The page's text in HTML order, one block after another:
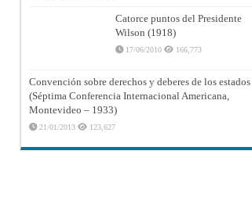
Catorce puntos del Presidente
Wilson (1918)
17/06/2010 166,773
Convención sobre derechos y deberes de los estados
(Séptima Conferencia Internacional Americana,
Montevideo – 1933)
21/01/2013 123,627